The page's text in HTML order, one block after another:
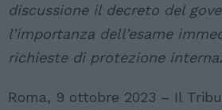
discussione il decreto del
l’importanza dell’esame
richieste di protezione
Roma, 9 ottobre 2023 – Il